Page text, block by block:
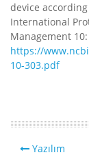
device
International
Management
https://
10-303.pdf
Yazılım